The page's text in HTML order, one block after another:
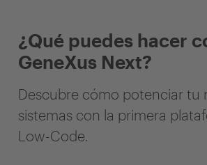
¿Qué puedes hacer
GeneXus Next?
Descubre cómo potenciar tu
sistemas con la primera
Low-Code.